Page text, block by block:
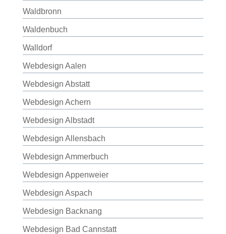
Waldbronn
Waldenbuch
Walldorf
Webdesign Aalen
Webdesign Abstatt
Webdesign Achern
Webdesign Albstadt
Webdesign Allensbach
Webdesign Ammerbuch
Webdesign Appenweier
Webdesign Aspach
Webdesign Backnang
Webdesign Bad Cannstatt